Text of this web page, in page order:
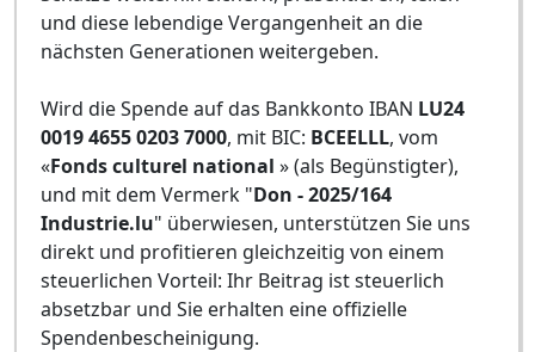
und diese lebendige Vergangenheit an die
nächsten Generationen weitergeben.
Wird die Spende auf das Bankkonto IBAN LU24
0019 4655 0203 7000, mit BIC: BCEELLL, vom
«Fonds culturel national » (als Begünstigter),
und mit dem Vermerk "Don - 2025/164
Industrie.lu" überwiesen, unterstützen Sie uns
direkt und profitieren gleichzeitig von einem
steuerlichen Vorteil: Ihr Beitrag ist steuerlich
absetzbar und Sie erhalten eine offizielle
Spendenbescheinigung.